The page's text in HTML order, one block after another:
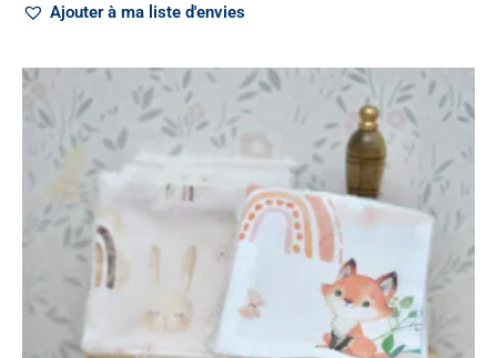
Ajouter à ma liste d'envies
Ce
produit
a
plusieurs
variations.
Les
options
peuvent
être
choisies
sur